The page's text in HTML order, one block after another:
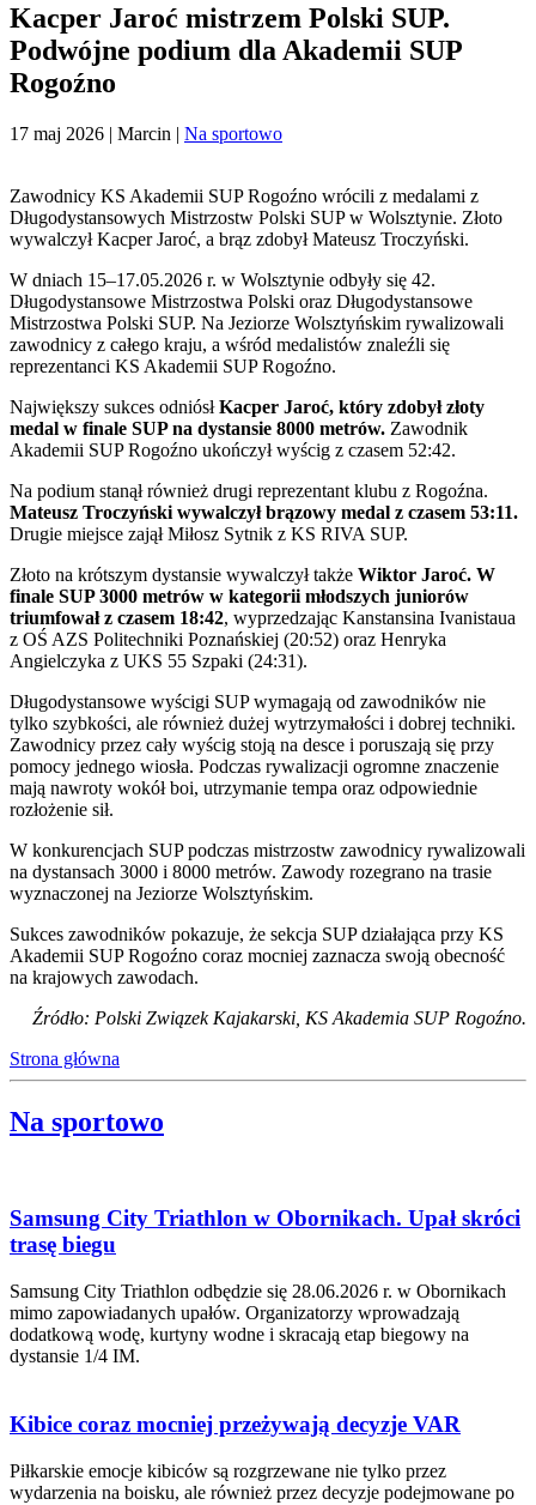
Kacper Jaroć mistrzem Polski SUP.
Podwójne podium dla Akademii SUP
Rogoźno
17 maj 2026 | Marcin | Na sportowo
Zawodnicy KS Akademii SUP Rogoźno wrócili z medalami z
Długodystansowych Mistrzostw Polski SUP w Wolsztynie. Złoto
wywalczył Kacper Jaroć, a brąz zdobył Mateusz Troczyński.
W dniach 15–17.05.2026 r. w Wolsztynie odbyły się 42.
Długodystansowe Mistrzostwa Polski oraz Długodystansowe
Mistrzostwa Polski SUP. Na Jeziorze Wolsztyńskim rywalizowali
zawodnicy z całego kraju, a wśród medalistów znaleźli się
reprezentanci KS Akademii SUP Rogoźno.
Największy sukces odniósłKacper Jaroć, który zdobył złoty
medal w finale SUP na dystansie 8000 metrów. Zawodnik
Akademii SUP Rogoźno ukończył wyścig z czasem 52:42.
Na podium stanął również drugi reprezentant klubu z Rogoźna.
Mateusz Troczyński wywalczył brązowy medal z czasem 53:11.
Drugie miejsce zajął Miłosz Sytnik z KS RIVA SUP.
Złoto na krótszym dystansie wywalczył także Wiktor Jaroć. W
finale SUP 3000 metrów w kategorii młodszych juniorów
triumfował z czasem 18:42, wyprzedzając Kanstansina Ivanistaua
z OŚ AZS Politechniki Poznańskiej (20:52) oraz Henryka
Angielczyka z UKS 55 Szpaki (24:31).
Długodystansowe wyścigi SUP wymagają od zawodników nie
tylko szybkości, ale również dużej wytrzymałości i dobrej techniki.
Zawodnicy przez cały wyścig stoją na desce i poruszają się przy
pomocy jednego wiosła. Podczas rywalizacji ogromne znaczenie
mają nawroty wokół boi, utrzymanie tempa oraz odpowiednie
rozłożenie sił.
W konkurencjach SUP podczas mistrzostw zawodnicy rywalizowali
na dystansach 3000 i 8000 metrów. Zawody rozegrano na trasie
wyznaczonej na Jeziorze Wolsztyńskim.
Sukces zawodników pokazuje, że sekcja SUP działająca przy KS
Akademii SUP Rogoźno coraz mocniej zaznacza swoją obecność
na krajowych zawodach.
Źródło: Polski Związek Kajakarski, KS Akademia SUP Rogoźno.
Strona główna
Na sportowo
Samsung City Triathlon w Obornikach. Upał skróci
trasę biegu
Samsung City Triathlon odbędzie się 28.06.2026 r. w Obornikach
mimo zapowiadanych upałów. Organizatorzy wprowadzają
dodatkową wodę, kurtyny wodne i skracają etap biegowy na
dystansie 1/4 IM.
Kibice coraz mocniej przeżywają decyzje VAR
Piłkarskie emocje kibiców są rozgrzewane nie tylko przez
wydarzenia na boisku, ale również przez decyzje podejmowane po